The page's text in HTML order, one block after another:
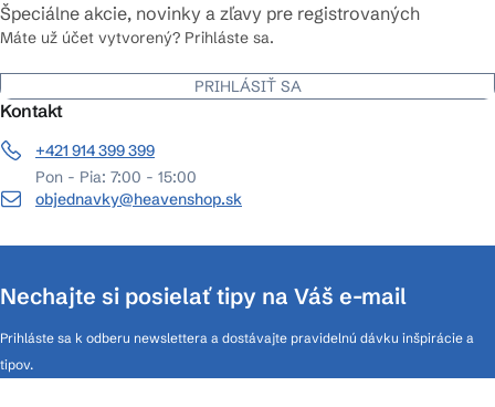
Špeciálne akcie, novinky a zľavy pre registrovaných
Máte už účet vytvorený? Prihláste sa.
PRIHLÁSIŤ SA
Kontakt
+421 914 399 399
Pon - Pia: 7:00 - 15:00
objednavky@heavenshop.sk
Nechajte si posielať tipy na Váš e-mail
Prihláste sa k odberu newslettera a dostávajte pravidelnú dávku inšpirácie a
tipov.